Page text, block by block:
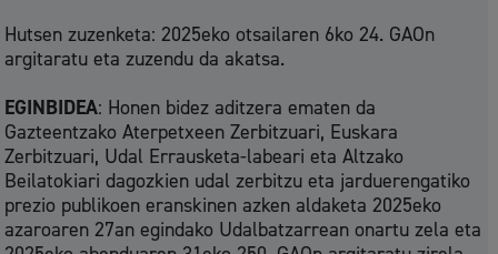
Hutsen zuzenketa: 2025eko otsailaren 6ko 24. GAOn
argitaratu eta zuzendu da akatsa.
EGINBIDEA: Honen bidez aditzera ematen da
Gazteentzako Aterpetxeen Zerbitzuari, Euskara
Zerbitzuari, Udal Errausketa-labeari eta Altzako
Beilatokiari dagozkien udal zerbitzu eta jarduerengatiko
prezio publikoen eranskinen azken aldaketa 2025eko
azaroaren 27an egindako Udalbatzarrean onartu zela eta